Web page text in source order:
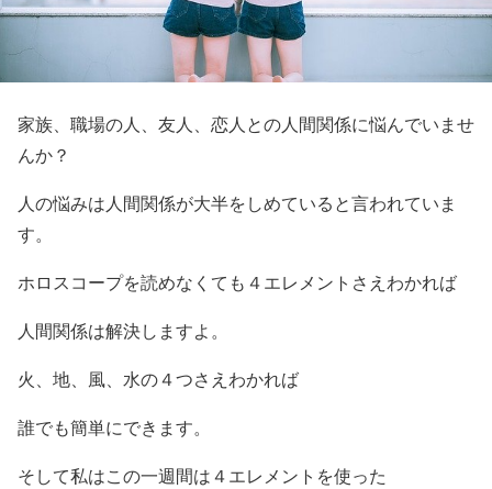
家族、職場の人、友人、恋人との人間関係に悩んでいませ
んか？
人の悩みは人間関係が大半をしめていると言われていま
す。
ホロスコープを読めなくても４エレメントさえわかれば
人間関係は解決しますよ。
火、地、風、水の４つさえわかれば
誰でも簡単にできます。
そして私はこの一週間は４エレメントを使った